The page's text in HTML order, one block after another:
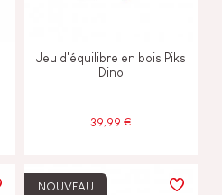
Jeu d'équilibre en bois Piks
Dino
39,99 €
NOUVEAU